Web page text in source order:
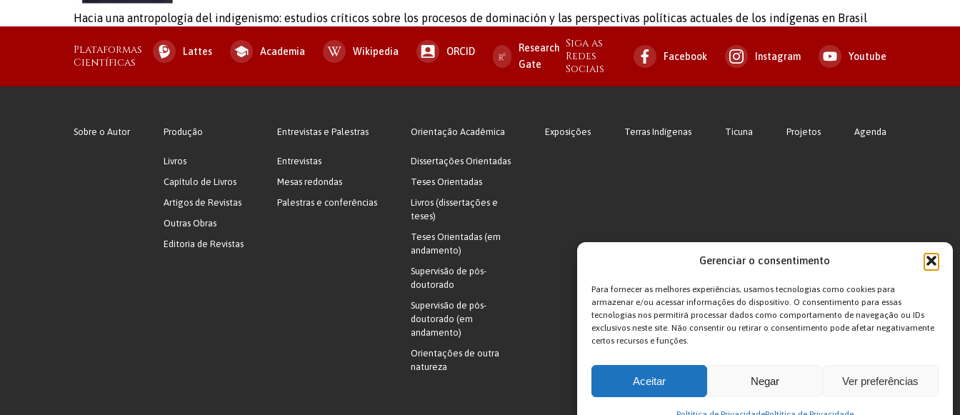
Gerenciar o consentimento
Para fornecer as melhores experiências, usamos tecnologias como cookies para
armazenar e/ou acessar informações do dispositivo. O consentimento para essas
tecnologias nos permitirá processar dados como comportamento de navegação ou IDs
exclusivos neste site. Não consentir ou retirar o consentimento pode afetar negativamente
certos recursos e funções.
Aceitar Negar Ver preferências
Hacia una antropología del indigenismo: estudios críticos sobre los procesos de dominación y las perspectivas políticas actuales de los indígenas en Brasil
Plataformas
Científicas
Lattes Academia Wikipedia ORCID
Research
Gate
Siga as
Redes
Sociais
Facebook Instagram Youtube
Sobre o Autor Produção
Livros
Capítulo de Livros
Artigos de Revistas
Outras Obras
Editoria de Revistas
Entrevistas e Palestras
Entrevistas
Mesas redondas
Palestras e conferências
Orientação Acadêmica
Dissertações Orientadas
Teses Orientadas
Livros (dissertações e
teses)
Teses Orientadas (em
andamento)
Supervisão de pós-
doutorado
Supervisão de pós-
doutorado (em
andamento)
Orientações de outra
natureza
Exposições Terras Indígenas Ticuna Projetos Agenda